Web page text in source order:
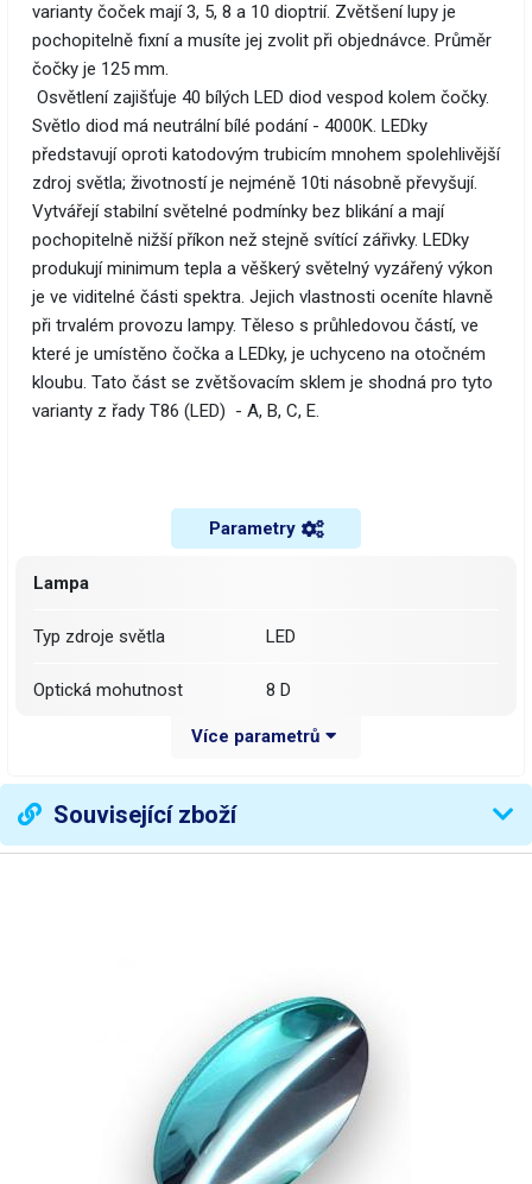
varianty čoček mají 3, 5, 8 a 10 dioptrií. Zvětšení lupy je
pochopitelně fixní a musíte jej zvolit při objednávce. Průměr
čočky je 125 mm.
Osvětlení zajišťuje 40 bílých LED diod vespod kolem čočky.
Světlo diod má neutrální bílé podání - 4000K. LEDky
představují oproti katodovým trubicím mnohem spolehlivější
zdroj světla; životností je nejméně 10ti násobně převyšují.
Vytvářejí stabilní světelné podmínky bez blikání a mají
pochopitelně nižší příkon než stejně svítící zářivky. LEDky
produkují minimum tepla a věškerý světelný vyzářený výkon
je ve viditelné části spektra. Jejich vlastnosti oceníte hlavně
při trvalém provozu lampy. Těleso s průhledovou částí, ve
které je umístěno čočka a LEDky, je uchyceno na otočném
kloubu. Tato část se zvětšovacím sklem je shodná pro tyto
varianty z řady T86 (LED) - A, B, C, E.
Parametry
Lampa
Typ zdroje světla LED
Optická mohutnost 8 D
kruhová
Materiál čočky sklo
4000 K
840 lm
Životnost svítidla 30000 hod.
kolébkový na hlavě lampy
Více parametrů
Související zboží